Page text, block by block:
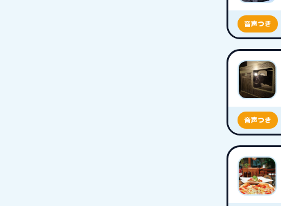
音声つき
音声つき